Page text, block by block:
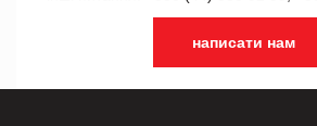
написати нам